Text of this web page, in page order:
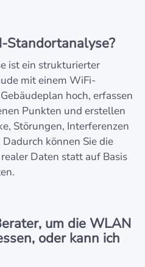
Standortanalyse?
ist ein strukturierter
mit einem WiFi-
hoch, erfassen
Punkten und erstellen
Störungen, Interferenzen
können Sie die
Daten statt auf Basis
um die WLAN
oder kann ich